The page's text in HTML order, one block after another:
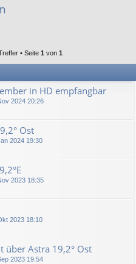
• Seite 1 von 1
in HD empfangbar
2024 20:26
Ost
2024 19:30
2023 18:35
2023 18:10
über Astra 19,2° Ost
2023 19:54